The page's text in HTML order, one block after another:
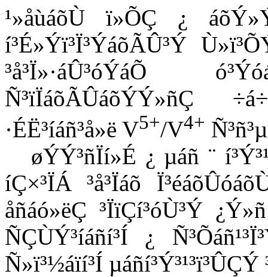
¹»åùáõÙ ï»ÕÇ ¿
í³É»Ýï³Ï³ÝáõÃÛ³Ý
³å³Ï»·áÛ³óÝáÕ
Ñ³ïÏáõÃÛáõÝÝ»ñÇ
·ÉË³íáñ³å»ë V5+/V4+
øÝÝ³ñÏí»É ¿ µáñ ¨
íÇ×³ÏÁ ³å³Ïáõ
åñáó»ëÇ ³ÏïÇí³óÙ³Ý
ÑÇÙÝ³íáñí³Í ¿
Ñ»ï³½áïí³Í µáñí³Ý³¹³ï³ÛÇÝ